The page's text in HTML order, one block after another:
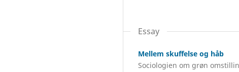
Essay
Mellem skuffelse og håb
Sociologien om grøn